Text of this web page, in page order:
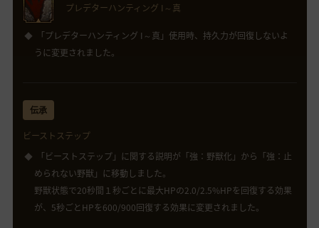
プレデターハンティング I～真
「プレデターハンティング I～真」使用時、持久力が回復しないよ
うに変更されました。
伝承
ビーストステップ
「ビーストステップ」に関する説明が「強：野獣化」から「強：止
められない野獣」に移動しました。
野獣状態で20秒間１秒ごとに最大HPの2.0/2.5%HPを回復する効果
が、5秒ごとHPを600/900回復する効果に変更されました。